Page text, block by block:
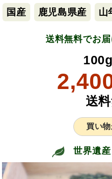
国産 鹿児島県産 山
送料無料でお届
送
買い
世界遺